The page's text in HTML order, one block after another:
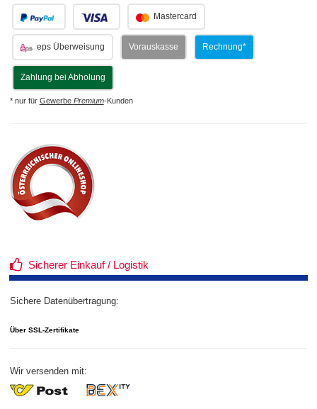
Mastercard
eps Überweisung Vorauskasse Rechnung*
Zahlung bei Abholung
* nur für Gewerbe Premium-Kunden
Sicherer Einkauf / Logistik
Sichere Datenübertragung:
Über SSL-Zertifikate
Wir versenden mit: